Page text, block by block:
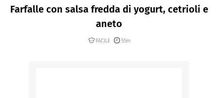
Farfalle con salsa fredda di yogurt, cetrioli e
aneto
FACILE 55m